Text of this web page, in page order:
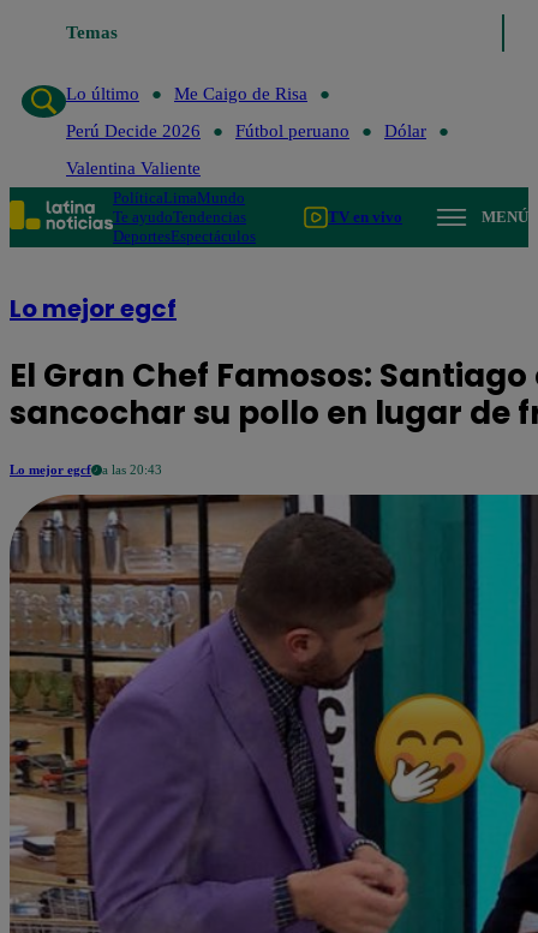
Temas
Lo último
Me Caigo de Risa
Perú Decide 2026
Fútbol peruano
Dólar
Valentina Valiente
PolíticaLimaMundo
Te ayudoTendencias
DeportesEspectáculos
TV en vivo MENÚ
Lo mejor egcf
El Gran Chef Famosos: Santiago
sancochar su pollo en lugar de
Lo mejor egcf a las 20:43